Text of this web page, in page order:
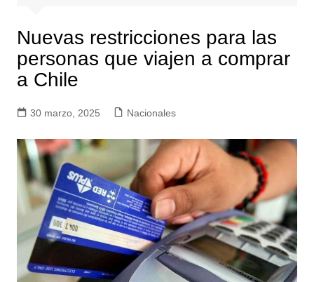
Nuevas restricciones para las
personas que viajen a comprar
a Chile
30 marzo, 2025 Nacionales